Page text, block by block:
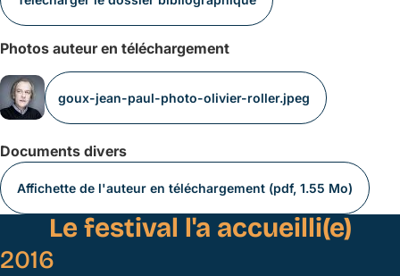
Photos auteur en téléchargement
goux-jean-paul-photo-olivier-roller.jpeg
Documents divers
Affichette de l'auteur en téléchargement (pdf, 1.55 Mo)
Le festival l'a accueilli(e)
2016